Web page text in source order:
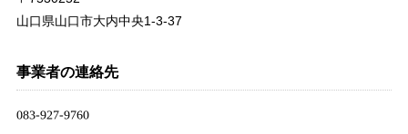
山口県山口市大内中央1-3-37
事業者の連絡先